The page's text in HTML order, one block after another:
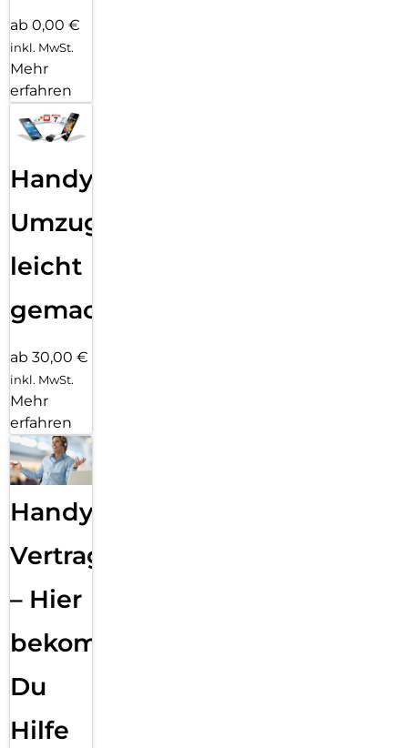
ab 0,00 €
inkl. MwSt.
Mehr
erfahren
Handy
Umzug
leicht
gemacht!
ab 30,00 €
inkl. MwSt.
Mehr
erfahren
Handy
Vertragsabwicklung
– Hier
bekommst
Du
Hilfe